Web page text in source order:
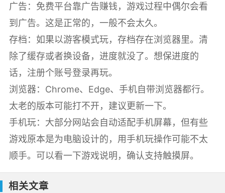
广告：免费平台靠广告赚钱，游戏过程中偶尔会看
到广告。这是正常的，一般不会太久。
存档：如果以游客模式玩，存档存在浏览器里。清
除了缓存或者换设备，进度就没了。想保进度的
话，注册个账号登录再玩。
浏览器：Chrome、Edge、手机自带浏览器都行。
太老的版本可能打不开，建议更新一下。
手机玩：大部分网站会自动适配手机屏幕，但有些
游戏原本是为电脑设计的，用手机玩操作可能不太
顺手。可以看一下游戏说明，确认支持触摸屏。
相关文章